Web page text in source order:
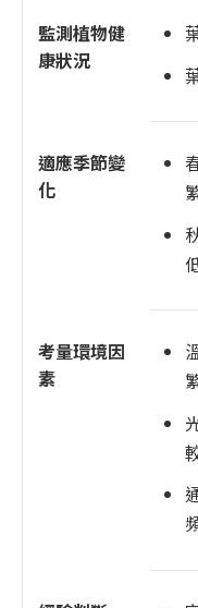
監測植物健
康狀況
適應季節變
化
考量環境因
素